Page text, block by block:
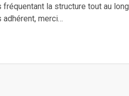
la structure tout au long
adhérent, merci…